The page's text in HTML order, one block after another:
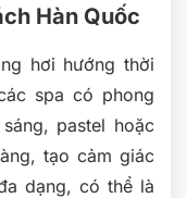
Hàn Quốc
hơi hướng thời
spa có phong
pastel hoặc
tạo cảm giác
dạng, có thể là